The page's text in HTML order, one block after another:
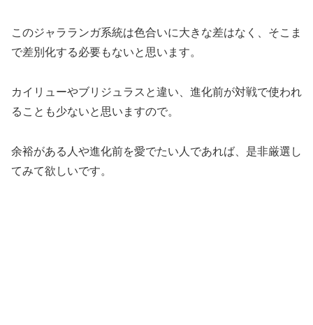
このジャラランガ系統は色合いに大きな差はなく、そこま
で差別化する必要もないと思います。
カイリューやブリジュラスと違い、進化前が対戦で使われ
ることも少ないと思いますので。
余裕がある人や進化前を愛でたい人であれば、是非厳選し
てみて欲しいです。